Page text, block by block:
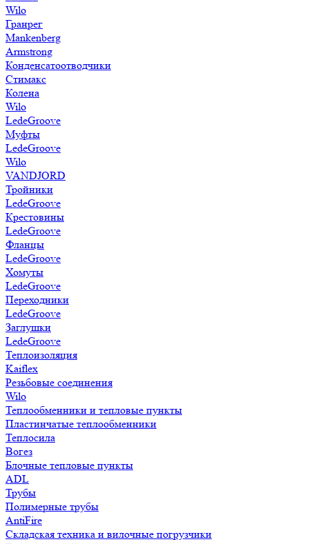
Wilo
Гранрег
Mankenberg
Armstrong
Конденсатоотводчики
Стимакс
Колена
Wilo
LedeGroove
Муфты
LedeGroove
Wilo
VANDJORD
Тройники
LedeGroove
Крестовины
LedeGroove
Фланцы
LedeGroove
Хомуты
LedeGroove
Переходники
LedeGroove
Заглушки
LedeGroove
Теплоизоляция
Kaiflex
Резьбовые соединения
Wilo
Теплообменники и тепловые пункты
Пластинчатые теплообменники
Теплосила
Вогез
Блочные тепловые пункты
ADL
Трубы
Полимерные трубы
AntiFire
Складская техника и вилочные погрузчики